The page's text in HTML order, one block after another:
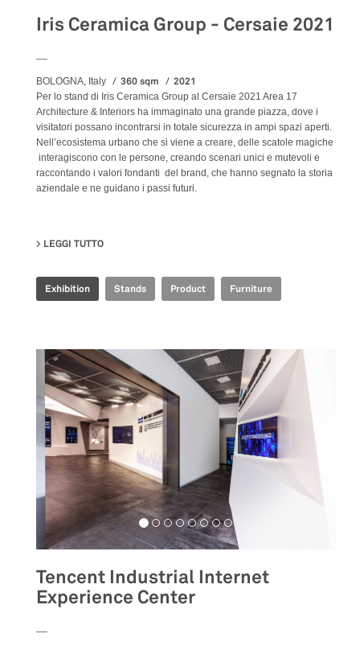
Iris Ceramica Group - Cersaie 2021
BOLOGNA, Italy 360 sqm 2021
Per lo stand di Iris Ceramica Group al Cersaie 2021 Area 17
Architecture & Interiors ha immaginato una grande piazza, dove i
visitatori possano incontrarsi in totale sicurezza in ampi spazi aperti.
Nell’ecosistema urbano che si viene a creare, delle scatole magiche
interagiscono con le persone, creando scenari unici e mutevoli e
raccontando i valori fondanti del brand, che hanno segnato la storia
aziendale e ne guidano i passi futuri.
LEGGI TUTTO
Exhibition Stands Product Furniture
Tencent Industrial Internet
Experience Center